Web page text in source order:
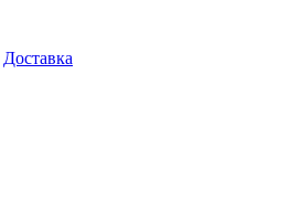
Доставка